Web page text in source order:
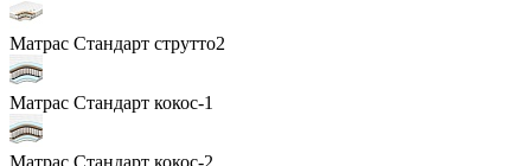
Матрас Стандарт струтто2
Матрас Стандарт кокос-1